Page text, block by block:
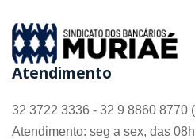
Atendimento
32 3722 3336 - 32 9 8860 8770
Atendimento: seg a sex, das